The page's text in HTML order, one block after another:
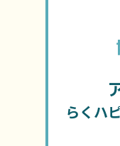
らくハ